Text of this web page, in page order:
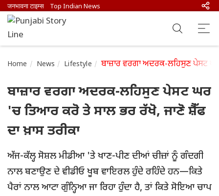
जनभावना टाइम्स Top Indian News
Home News Lifestyle ਬਾਜ਼ਾਰ ਵਰਗਾ ਅਦਰਕ-ਲਹਿਸੁਣ ਪੇਸਟ
ਬਾਜ਼ਾਰ ਵਰਗਾ ਅਦਰਕ-ਲਹਿਸੁਣ ਪੇਸਟ ਘਰ
'ਚ ਤਿਆਰ ਕਰੋ ਤੇ ਸਾਲ ਭਰ ਰੱਖੋ, ਜਾਣੋ ਸ਼ੈੱਫ
ਦਾ ਖ਼ਾਸ ਤਰੀਕਾ
ਅੱਜ-ਕੱਲ੍ਹ ਸੋਸ਼ਲ ਮੀਡੀਆ 'ਤੇ ਖਾਣ-ਪੀਣ ਦੀਆਂ ਚੀਜ਼ਾਂ ਨੂੰ ਗੰਦਗੀ
ਨਾਲ ਬਣਾਉਣ ਦੇ ਵੀਡੀਓ ਖੂਬ ਵਾਇਰਲ ਹੁੰਦੇ ਰਹਿੰਦੇ ਹਨ—ਕਿਤੇ
ਪੈਰਾਂ ਨਾਲ ਆਟਾ ਗੁੰਨ੍ਹਿਆ ਜਾ ਰਿਹਾ ਹੁੰਦਾ ਹੈ, ਤਾਂ ਕਿਤੇ ਸੋਇਆ ਚਾਪ